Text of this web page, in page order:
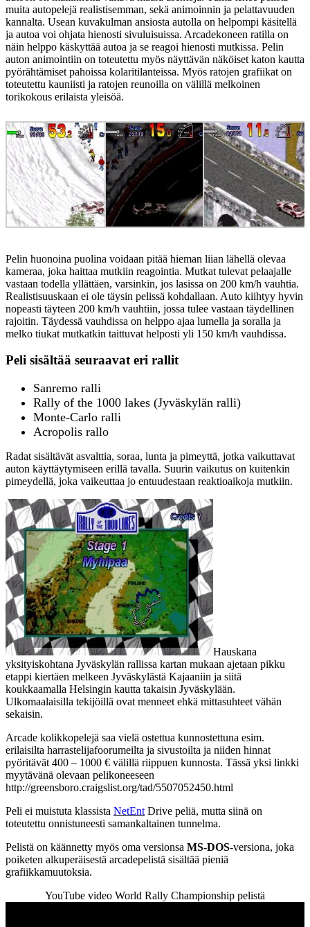
muita autopelejä realistisemman, sekä animoinnin ja pelattavuuden
kannalta. Usean kuvakulman ansiosta autolla on helpompi käsitellä
ja autoa voi ohjata hienosti sivuluisuissa. Arcadekoneen ratilla on
näin helppo käskyttää autoa ja se reagoi hienosti mutkissa. Pelin
auton animointiin on toteutettu myös näyttävän näköiset katon kautta
pyörähtämiset pahoissa kolaritilanteissa. Myös ratojen grafiikat on
toteutettu kauniisti ja ratojen reunoilla on välillä melkoinen
torikokous erilaista yleisöä.
Pelin huonoina puolina voidaan pitää hieman liian lähellä olevaa
kameraa, joka haittaa mutkiin reagointia. Mutkat tulevat pelaajalle
vastaan todella yllättäen, varsinkin, jos lasissa on 200 km/h vauhtia.
Realistisuuskaan ei ole täysin pelissä kohdallaan. Auto kiihtyy hyvin
nopeasti täyteen 200 km/h vauhtiin, jossa tulee vastaan täydellinen
rajoitin. Täydessä vauhdissa on helppo ajaa lumella ja soralla ja
melko tiukat mutkatkin taittuvat helposti yli 150 km/h vauhdissa.
Peli sisältää seuraavat eri rallit
Sanremo ralli
Rally of the 1000 lakes (Jyväskylän ralli)
Monte-Carlo ralli
Acropolis rallo
Radat sisältävät asvalttia, soraa, lunta ja pimeyttä, jotka vaikuttavat
auton käyttäytymiseen erillä tavalla. Suurin vaikutus on kuitenkin
pimeydellä, joka vaikeuttaa jo entuudestaan reaktioaikoja mutkiin.
Hauskana
yksityiskohtana Jyväskylän rallissa kartan mukaan ajetaan pikku
etappi kiertäen melkeen Jyväskylästä Kajaaniin ja siitä
koukkaamalla Helsingin kautta takaisin Jyväskylään.
Ulkomaalaisilla tekijöillä ovat menneet ehkä mittasuhteet vähän
sekaisin.
Arcade kolikkopelejä saa vielä ostettua kunnostettuna esim.
erilaisilta harrastelijafoorumeilta ja sivustoilta ja niiden hinnat
pyöritävät 400 – 1000 € välillä riippuen kunnosta. Tässä yksi linkki
myytävänä olevaan pelikoneeseen
http://greensboro.craigslist.org/tad/5507052450.html
Peli ei muistuta klassista NetEnt Drive peliä, mutta siinä on
toteutettu onnistuneesti samankaltainen tunnelma.
Pelistä on käännetty myös oma versionsa MS-DOS-versiona, joka
poiketen alkuperäisestä arcadepelistä sisältää pieniä
grafiikkamuutoksia.
YouTube video World Rally Championship pelistä